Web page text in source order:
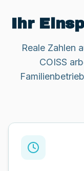
Ihr
Reale Zahlen
COISS